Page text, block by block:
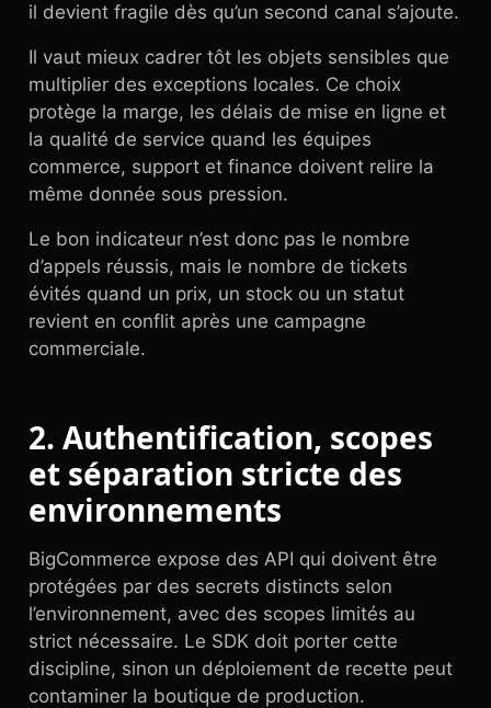
il devient fragile dès qu’un second canal s’ajoute.
Il vaut mieux cadrer tôt les objets sensibles que
multiplier des exceptions locales. Ce choix
protège la marge, les délais de mise en ligne et
la qualité de service quand les équipes
commerce, support et finance doivent relire la
même donnée sous pression.
Le bon indicateur n’est donc pas le nombre
d’appels réussis, mais le nombre de tickets
évités quand un prix, un stock ou un statut
revient en conflit après une campagne
commerciale.
2. Authentification, scopes
et séparation stricte des
environnements
BigCommerce expose des API qui doivent être
protégées par des secrets distincts selon
l’environnement, avec des scopes limités au
strict nécessaire. Le SDK doit porter cette
discipline, sinon un déploiement de recette peut
contaminer la boutique de production.